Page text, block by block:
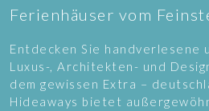
Ferienhäuser vom
Entdecken Sie handverlesene
Luxus-, Architekten- und
dem gewissen Extra –
Hideaways bietet